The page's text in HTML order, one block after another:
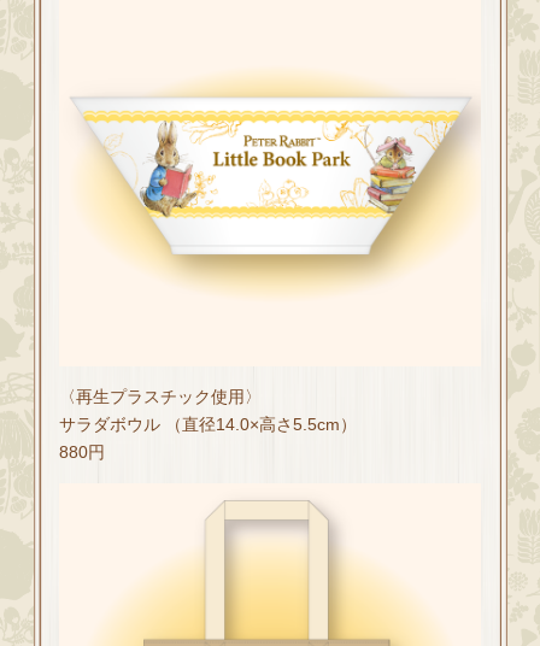
〈再生プラスチック使用〉
サラダボウル （直径14.0×高さ5.5cm）
880円